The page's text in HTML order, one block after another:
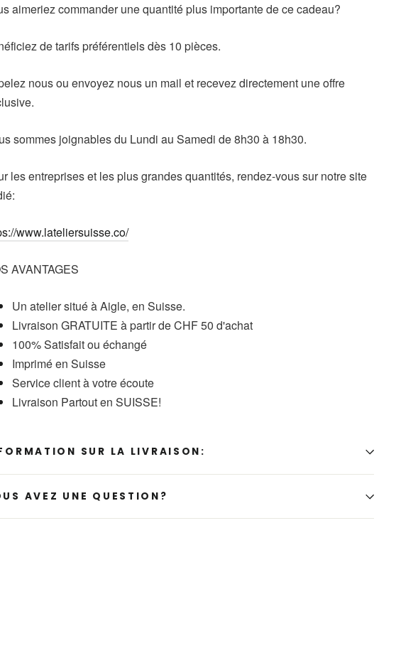
aimeriez commander une quantité plus importante de ce cadeau?
de tarifs préférentiels dès 10 pièces.
nous ou envoyez nous un mail et recevez directement une offre
sommes joignables du Lundi au Samedi de 8h30 à 18h30.
les entreprises et les plus grandes quantités, rendez-vous sur notre site
www.lateliersuisse.co/
AVANTAGES
Un atelier situé à Aigle, en Suisse.
Livraison GRATUITE à partir de CHF 50 d'achat
100% Satisfait ou échangé
Imprimé en Suisse
Service client à votre écoute
Livraison Partout en SUISSE!
SUR LA LIVRAISON:
AVEZ UNE QUESTION?